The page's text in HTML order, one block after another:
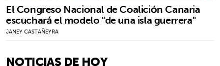
El Congreso Nacional de Coalición Canaria
escuchará el modelo "de una isla guerrera"
JANEY CASTAÑEYRA
NOTICIAS DE HOY